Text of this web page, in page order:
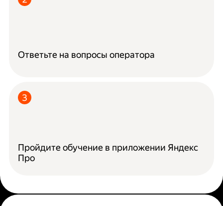
Ответьте на вопросы оператора
Пройдите обучение в приложении Яндекс
Про